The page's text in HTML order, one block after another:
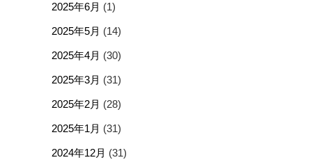
2025年6月 (1)
2025年5月 (14)
2025年4月 (30)
2025年3月 (31)
2025年2月 (28)
2025年1月 (31)
2024年12月 (31)